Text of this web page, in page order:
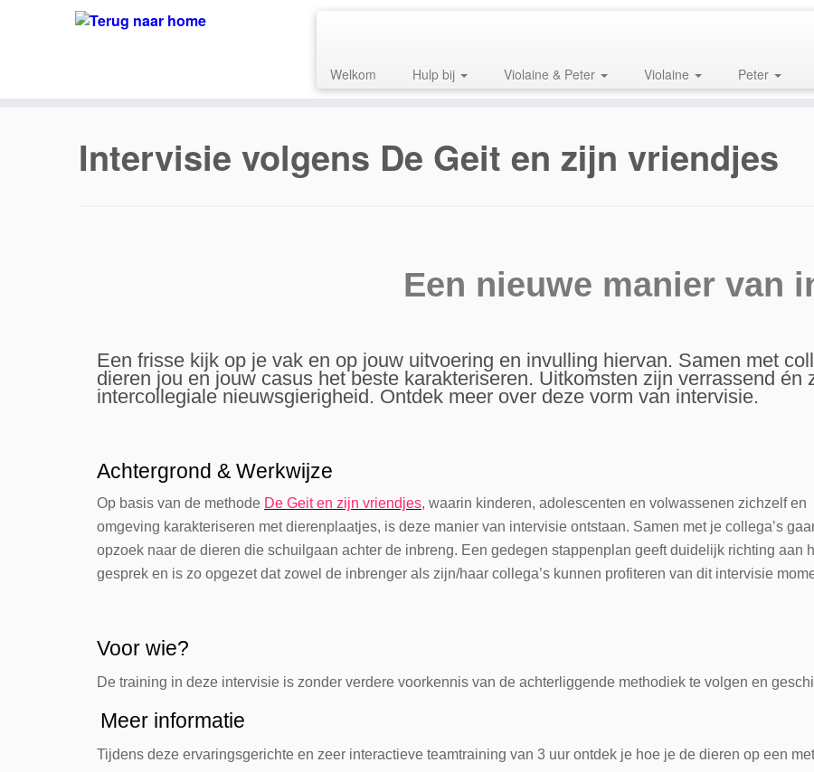
Welkom Hulp bij Violaine & Peter Violaine Peter
Intervisie volgens De Geit en zijn vriendjes
Een nieuwe manier van
Een frisse kijk op je vak en op jouw uitvoering en invulling hiervan. Samen met
dieren jou en jouw casus het beste karakteriseren. Uitkomsten zijn verrassend én
intercollegiale nieuwsgierigheid. Ontdek meer over deze vorm van intervisie.
Achtergrond & Werkwijze
Op basis van de methode De Geit en zijn vriendjes, waarin kinderen, adolescenten en volwassenen zichzelf en
omgeving karakteriseren met dierenplaatjes, is deze manier van intervisie ontstaan. Samen met je collega’s
opzoek naar de dieren die schuilgaan achter de inbreng. Een gedegen stappenplan geeft duidelijk richting aan
gesprek en is zo opgezet dat zowel de inbrenger als zijn/haar collega’s kunnen profiteren van dit intervisie
Voor wie?
De training in deze intervisie is zonder verdere voorkennis van de achterliggende methodiek te volgen en
Meer informatie
Tijdens deze ervaringsgerichte en zeer interactieve teamtraining van 3 uur ontdek je hoe je de dieren op een